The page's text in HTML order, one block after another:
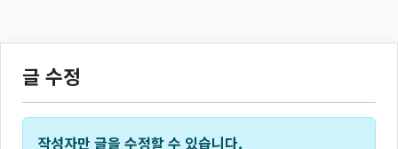
글 수정
작성자만 글을 수정할 수 있습니다.